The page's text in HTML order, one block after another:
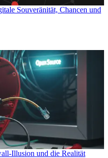
Souveränität, Chancen und
Illusion und die Realität